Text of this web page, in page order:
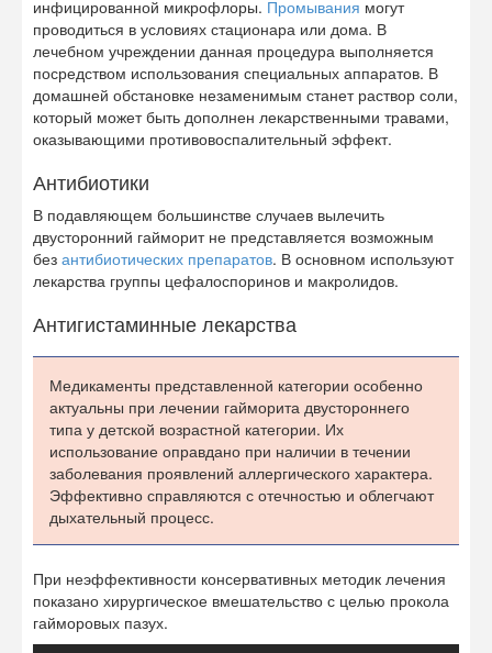
инфицированной микрофлоры. Промывания могут
проводиться в условиях стационара или дома. В
лечебном учреждении данная процедура выполняется
посредством использования специальных аппаратов. В
домашней обстановке незаменимым станет раствор соли,
который может быть дополнен лекарственными травами,
оказывающими противовоспалительный эффект.
Антибиотики
В подавляющем большинстве случаев вылечить
двусторонний гайморит не представляется возможным
без антибиотических препаратов. В основном используют
лекарства группы цефалоспоринов и макролидов.
Антигистаминные лекарства
Медикаменты представленной категории особенно
актуальны при лечении гайморита двустороннего
типа у детской возрастной категории. Их
использование оправдано при наличии в течении
заболевания проявлений аллергического характера.
Эффективно справляются с отечностью и облегчают
дыхательный процесс.
При неэффективности консервативных методик лечения
показано хирургическое вмешательство с целью прокола
гайморовых пазух.